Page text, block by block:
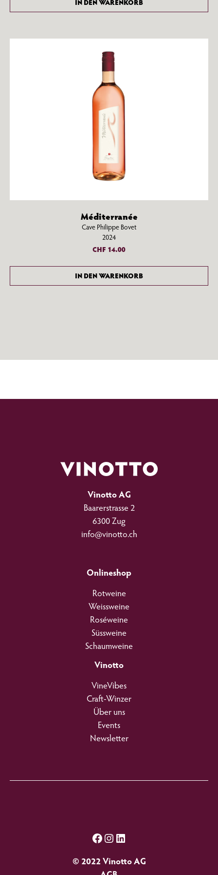
IN DEN WARENKORB
Méditerranée
Cave Philippe Bovet
2024
CHF 14.00
IN DEN WARENKORB
Vinotto AG
Baarerstrasse 2
6300 Zug
info@vinotto.ch
Onlineshop
Rotweine
Weissweine
Roséweine
Süssweine
Schaumweine
Vinotto
VineVibes
Craft-Winzer
Über uns
Events
Newsletter
© 2022 Vinotto AG
Facebook
Instagram
LinkedIn